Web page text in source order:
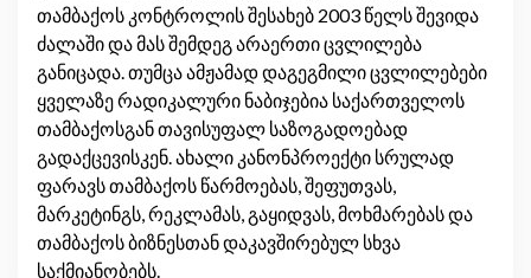
თამბაქოს კონტროლის შესახებ 2003 წელს შევიდა
ძალაში და მას შემდეგ არაერთი ცვლილება
განიცადა. თუმცა ამჟამად დაგეგმილი ცვლილებები
ყველაზე რადიკალური ნაბიჯებია საქართველოს
თამბაქოსგან თავისუფალ საზოგადოებად
გადაქცევისკენ. ახალი კანონპროექტი სრულად
ფარავს თამბაქოს წარმოებას, შეფუთვას,
მარკეტინგს, რეკლამას, გაყიდვას, მოხმარებას და
თამბაქოს ბიზნესთან დაკავშირებულ სხვა
საქმიანობებს.